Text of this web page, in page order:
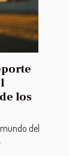
los
del